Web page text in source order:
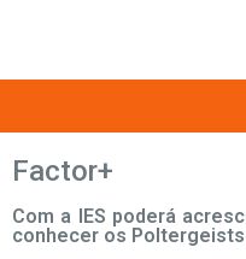
Factor+
Com a IES poderá
conhecer os Poltergeists